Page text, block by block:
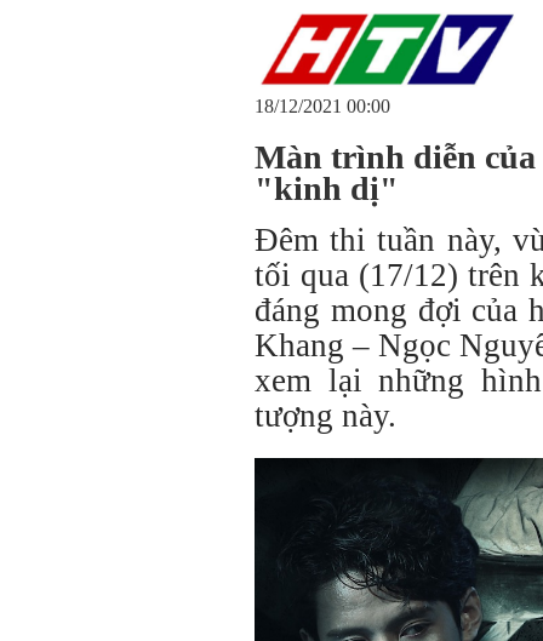
18/12/2021 00:00
Màn trình diễn
"kinh dị"
Đêm thi tuần này,
tối qua (17/12) trên
đáng mong đợi của
Khang – Ngọc
xem lại những
tượng này.